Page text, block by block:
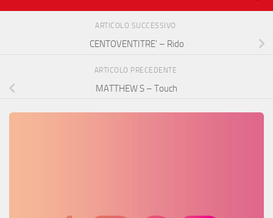
ARTICOLO SUCCESSIVO
CENTOVENTITRE’ – Rido
ARTICOLO PRECEDENTE
MATTHEW S – Touch